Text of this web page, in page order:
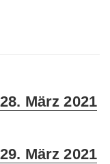
März 2021
März 2021